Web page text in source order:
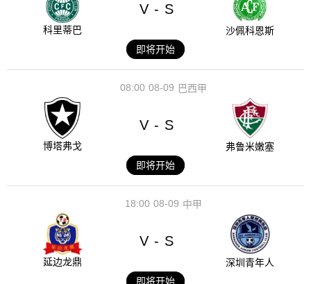
科里蒂巴
V - S
沙佩科恩斯
即将开始
08-09
08:00 巴西甲
博塔弗戈
V - S
弗鲁米嫩塞
即将开始
08-09
18:00 中甲
延边龙鼎
V - S
深圳青年人
即将开始